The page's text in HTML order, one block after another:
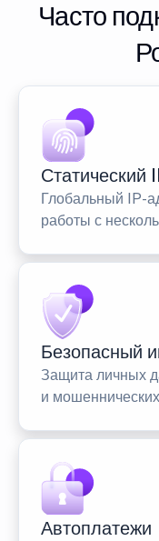
Часто
Статический
Глобальный IP-
работы с
Безопасный
Защита личных
и
Автоплатежи